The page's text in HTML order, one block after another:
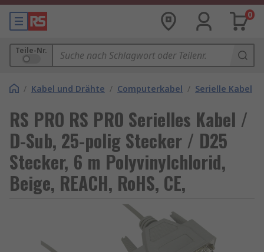
0
Teile-Nr.
/ Kabel und Drähte / Computerkabel / Serielle Kabel
RS PRO RS PRO Serielles Kabel /
D-Sub, 25-polig Stecker / D25
Stecker, 6 m Polyvinylchlorid,
Beige, REACH, RoHS, CE,